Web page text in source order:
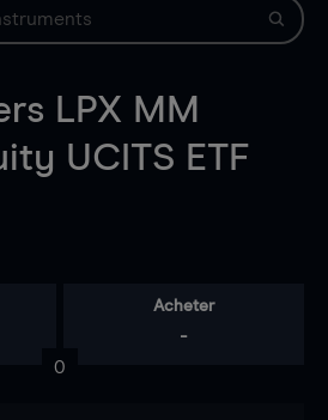
LPX MM
UCITS ETF
Acheter
-
0